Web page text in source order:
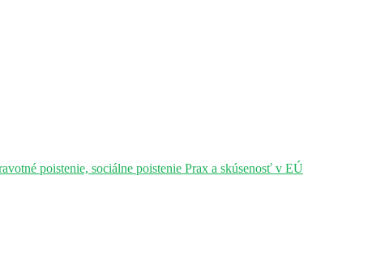
poistenie, sociálne poistenie Prax a skúsenosť v EÚ